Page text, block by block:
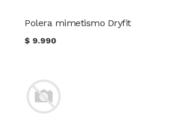
Polera mimetismo Dryfit
$ 9.990